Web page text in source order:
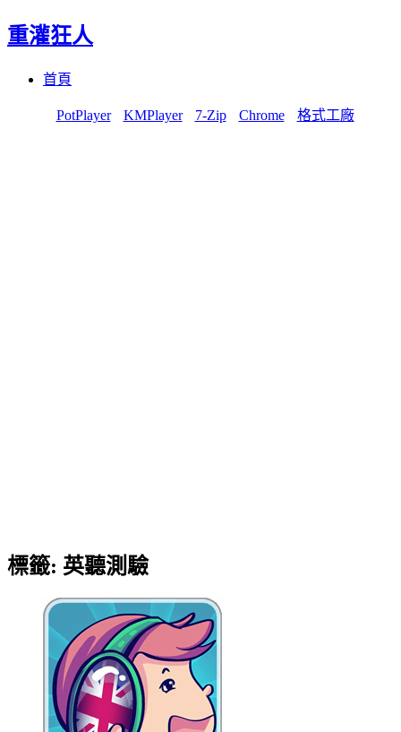
重灌狂人
首頁
PotPlayer KMPlayer 7-Zip Chrome 格式工廠
標籤: 英聽測驗